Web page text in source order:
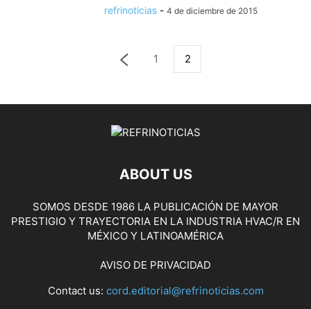
refrinoticias - 4 de diciembre de 2015
1 2
ABOUT US
SOMOS DESDE 1986 LA PUBLICACIÓN DE MAYOR
PRESTIGIO Y TRAYECTORIA EN LA INDUSTRIA HVAC/R EN
MÉXICO Y LATINOAMÉRICA
AVISO DE PRIVACIDAD
Contact us: cord.editorial@refrinoticias.com